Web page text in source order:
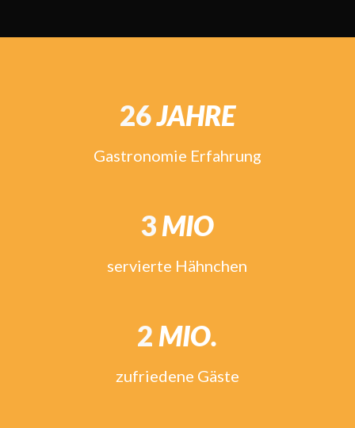
26JAHRE
Gastronomie Erfahrung
3MIO
servierte Hähnchen
2 MIO.
zufriedene Gäste